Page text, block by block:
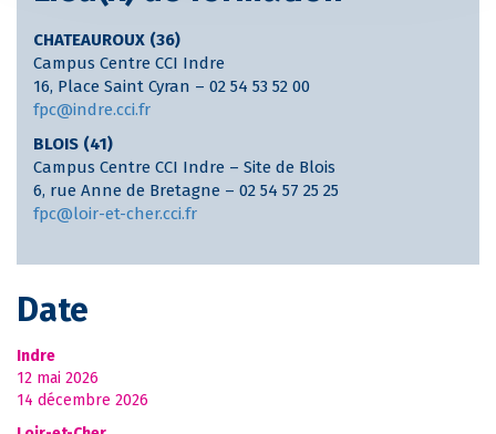
CHATEAUROUX (36)
Campus Centre CCI Indre
16, Place Saint Cyran – 02 54 53 52 00
fpc@indre.cci.fr
BLOIS (41)
Campus Centre CCI Indre – Site de Blois
6, rue Anne de Bretagne – 02 54 57 25 25
fpc@loir-et-cher.cci.fr
Date
Indre
12 mai 2026
14 décembre 2026